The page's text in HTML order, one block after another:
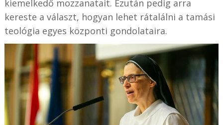
kiemelkedő mozzanatait. Ezután pedig arra
kereste a választ, hogyan lehet rátalálni a tamási
teológia egyes központi gondolataira.